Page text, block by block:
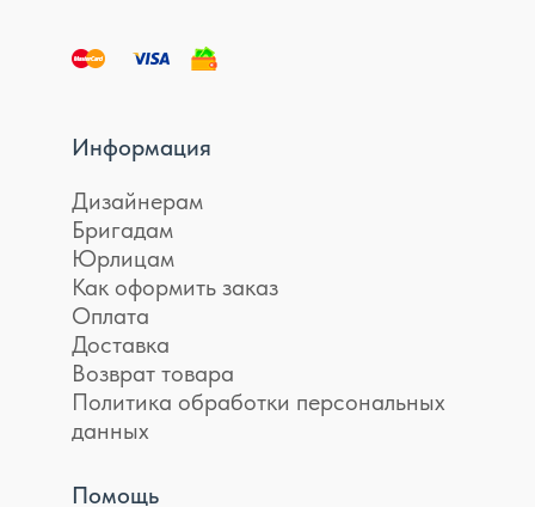
Информация
Дизайнерам
Бригадам
Юрлицам
Как оформить заказ
Оплата
Доставка
Возврат товара
Политика обработки персональных
данных
Помощь